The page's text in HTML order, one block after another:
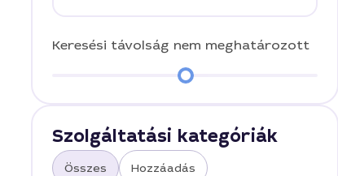
Keresési távolság nem meghatározott
Szolgáltatási kategóriák
Összes Hozzáadás